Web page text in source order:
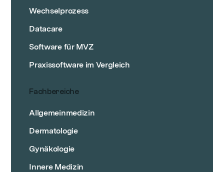
Wechselprozess
Datacare
Software für MVZ
Praxissoftware im Vergleich
Fachbereiche
Allgemeinmedizin
Dermatologie
Gynäkologie
Innere Medizin